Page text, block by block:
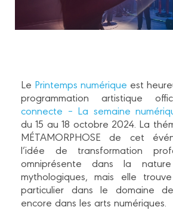
Le Printemps numérique est
programmation artistique
connecte – La semaine
du 15 au 18 octobre 2024. La
MÉTAMORPHOSE de cet
l’idée de transformation
omniprésente dans la
mythologiques, mais elle
particulier dans le domaine
encore dans les arts numériques.